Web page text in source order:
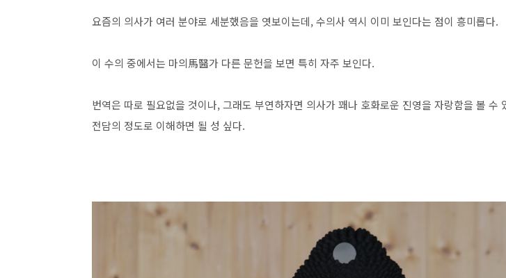
요즘의 의사가 여러 분야로 세분했음을 엿보이는데, 수의사 역시 이미 보인다는 점이 흥미롭다.
이 수의 중에서는 마의馬醫가 다른 문헌을 보면 특히 자주 보인다.
번역은 따로 필요없을 것이나, 그래도 부연하자면 의사가 꽤나 호화로운 진영을 자랑함을 볼 수
전담의 정도로 이해하면 될 성 싶다.